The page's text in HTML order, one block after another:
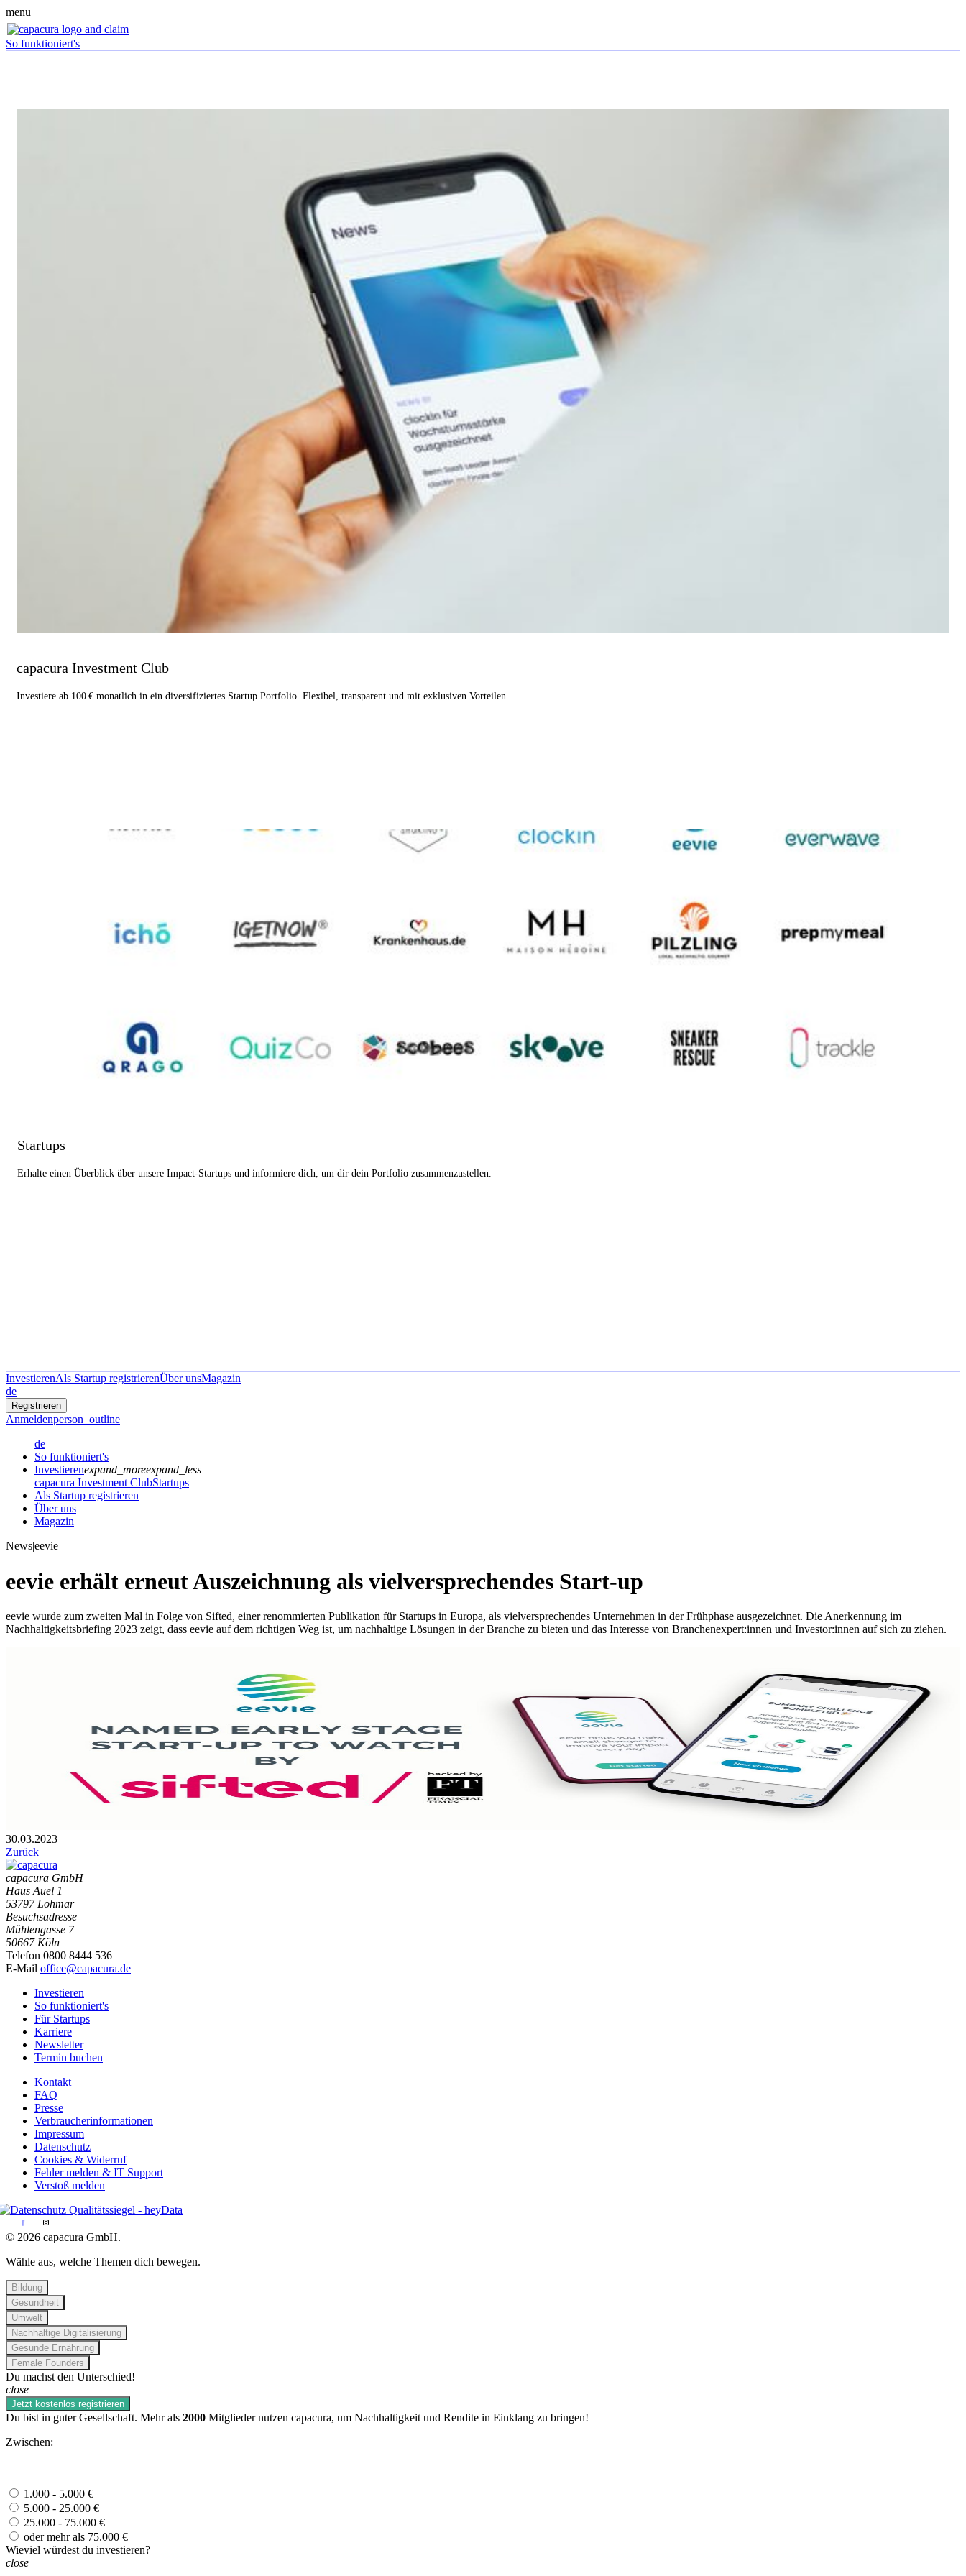
menu
So funktioniert's
capacura Investment Club
Investiere ab 100 € monatlich in ein diversifiziertes Startup Portfolio. Flexibel, transparent und mit exklusiven Vorteilen.
Startups
Erhalte einen Überblick über unsere Impact-Startups und informiere dich, um dir dein Portfolio zusammenzustellen.
InvestierenAls Startup registrierenÜber unsMagazin
de
Registrieren
Anmeldenperson_outline
de
So funktioniert's
Investierenexpand_moreexpand_less
capacura Investment ClubStartups
Als Startup registrieren
Über uns
Magazin
News|eevie
eevie erhält erneut Auszeichnung als vielversprechendes Start-up
eevie wurde zum zweiten Mal in Folge von Sifted, einer renommierten Publikation für Startups in Europa, als vielversprechendes Unternehmen in der Frühphase ausgezeichnet. Die Anerkennung im
Nachhaltigkeitsbriefing 2023 zeigt, dass eevie auf dem richtigen Weg ist, um nachhaltige Lösungen in der Branche zu bieten und das Interesse von Branchenexpert:innen und Investor:innen auf sich zu ziehen.
30.03.2023
Zurück
capacura GmbH
Haus Auel 1
53797 Lohmar
Besuchsadresse
Mühlengasse 7
50667 Köln
Telefon 0800 8444 536
E-Mail office@capacura.de
Investieren
So funktioniert's
Für Startups
Karriere
Newsletter
Termin buchen
Kontakt
FAQ
Presse
Verbraucherinformationen
Impressum
Datenschutz
Cookies & Widerruf
Fehler melden & IT Support
Verstoß melden
© 2026 capacura GmbH.
Wähle aus, welche Themen dich bewegen.
Bildung
Gesundheit
Umwelt
Nachhaltige Digitalisierung
Gesunde Ernährung
Female Founders
Du machst den Unterschied!
close
Jetzt kostenlos registrieren
Du bist in guter Gesellschaft. Mehr als 2000 Mitglieder nutzen capacura, um Nachhaltigkeit und Rendite in Einklang zu bringen!
Zwischen:
1.000 - 5.000 €
5.000 - 25.000 €
25.000 - 75.000 €
oder mehr als 75.000 €
Wieviel würdest du investieren?
close